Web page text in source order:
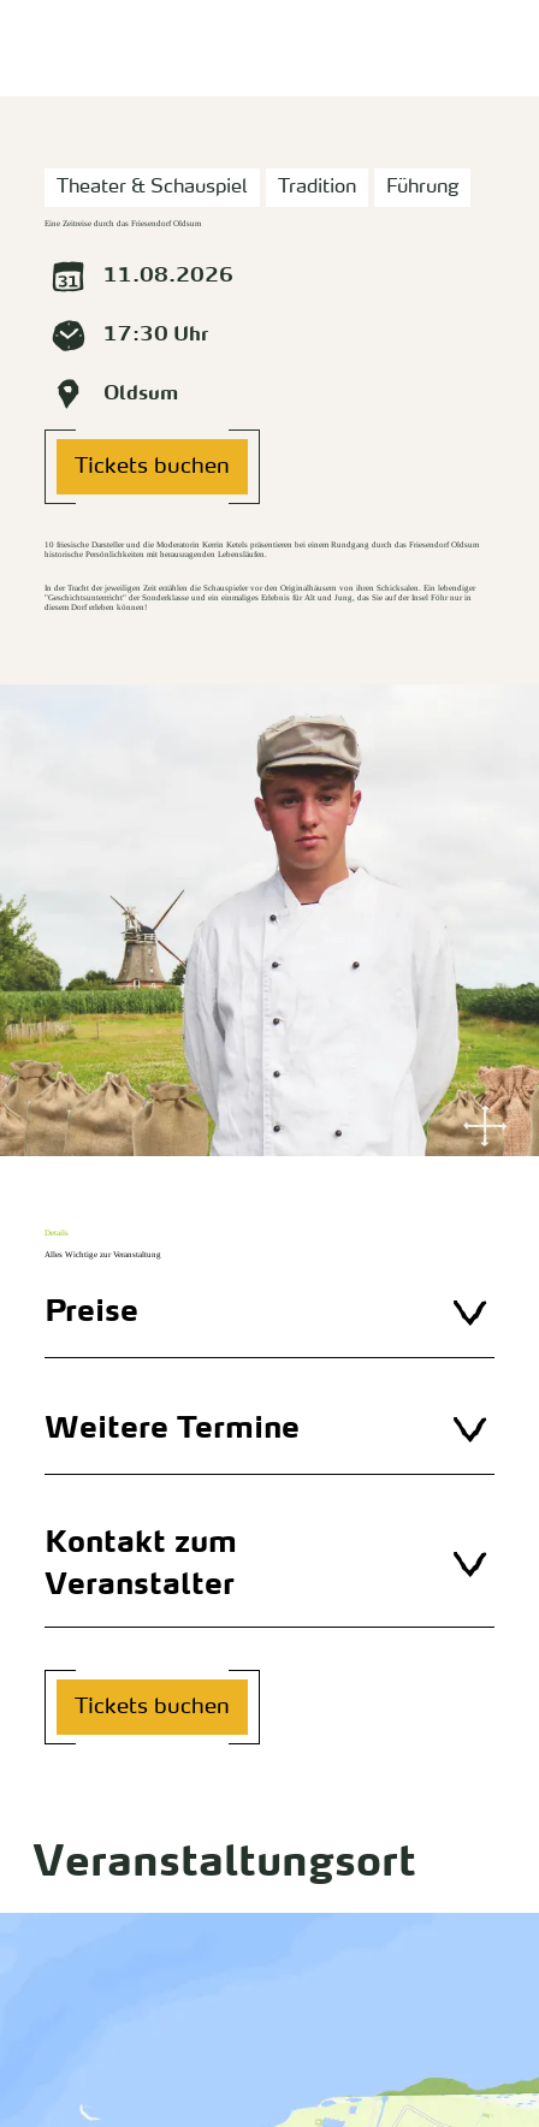
Theater & Schauspiel Tradition Führung
Eine Zeitreise durch das Friesendorf Oldsum
11.08.2026
17:30 Uhr
Oldsum
Tickets buchen
10 friesische Darsteller und die Moderatorin Kerrin Ketels präsentieren bei einem Rundgang durch das Friesendorf Oldsum
historische Persönlichkeiten mit herausragenden Lebensläufen.
In der Tracht der jeweiligen Zeit erzählen die Schauspieler vor den Originalhäusern von ihren Schicksalen. Ein lebendiger
"Geschichtsunterrricht" der Sonderklasse und ein einmaliges Erlebnis für Alt und Jung, das Sie auf der Insel Föhr nur in
diesem Dorf erleben können!
Details
Alles Wichtige zur Veranstaltung
Preise
Weitere Termine
Kontakt zum
Veranstalter
Tickets buchen
Veranstaltungsort